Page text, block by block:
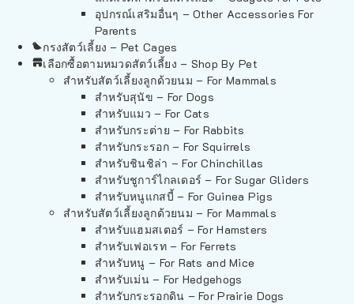
อุปกรณ์เสริมอื่นๆ – Other Accessories For
Parents
กรงสัตว์เลี้ยง – Pet Cages
เลือกซื้อตามหมวดสัตว์เลี้ยง – Shop By Pet
สำหรับสัตว์เลี้ยงลูกด้วยนม – For Mammals
สำหรับสุนัข – For Dogs
สำหรับแมว – For Cats
สำหรับกระต่าย – For Rabbits
สำหรับกระรอก – For Squirrels
สำหรับชินชิล่า – For Chinchillas
สำหรับชูการ์ไกลเดอร์ – For Sugar Gliders
สำหรับหนูแกสบี้ – For Guinea Pigs
สำหรับสัตว์เลี้ยงลูกด้วยนม – For Mammals
สำหรับแฮมสเตอร์ – For Hamsters
สำหรับเฟอเรท – For Ferrets
สำหรับหนู – For Rats and Mice
สำหรับเม่น – For Hedgehogs
สำหรับกระรอกดิน – For Prairie Dogs